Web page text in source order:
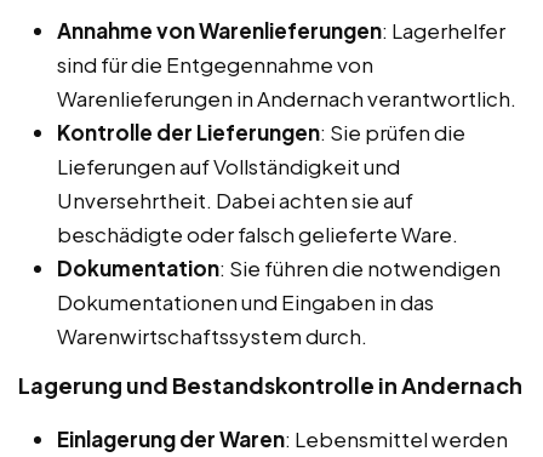
Annahme von Warenlieferungen: Lagerhelfer
sind für die Entgegennahme von
Warenlieferungen in Andernach verantwortlich.
Kontrolle der Lieferungen: Sie prüfen die
Lieferungen auf Vollständigkeit und
Unversehrtheit. Dabei achten sie auf
beschädigte oder falsch gelieferte Ware.
Dokumentation: Sie führen die notwendigen
Dokumentationen und Eingaben in das
Warenwirtschaftssystem durch.
Lagerung und Bestandskontrolle in Andernach
Einlagerung der Waren: Lebensmittel werden